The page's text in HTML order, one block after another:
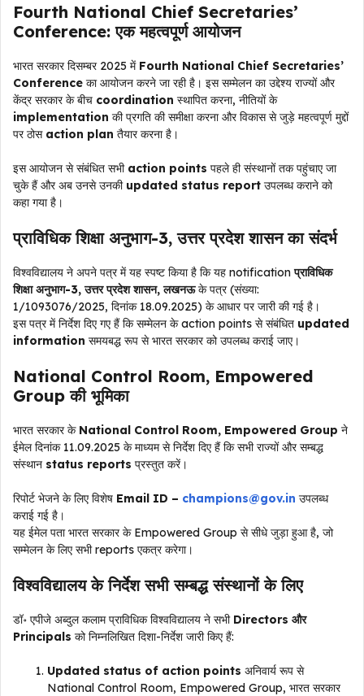
Fourth National Chief Secretaries’
Conference: एक महत्वपूर्ण आयोजन
भारत सरकार दिसम्बर 2025 में Fourth National Chief Secretaries’
Conference का आयोजन करने जा रही है। इस सम्मेलन का उद्देश्य राज्यों और
केंद्र सरकार के बीच coordination स्थापित करना, नीतियों के
implementation की प्रगति की समीक्षा करना और विकास से जुड़े महत्वपूर्ण मुद्दों
पर ठोस action plan तैयार करना है।
इस आयोजन से संबंधित सभी action points पहले ही संस्थानों तक पहुंचाए जा
चुके हैं और अब उनसे उनकी updated status report उपलब्ध कराने को
कहा गया है।
प्राविधिक शिक्षा अनुभाग-3, उत्तर प्रदेश शासन का संदर्भ
विश्वविद्यालय ने अपने पत्र में यह स्पष्ट किया है कि यह notificationप्राविधिक
शिक्षा अनुभाग-3, उत्तर प्रदेश शासन, लखनऊके पत्र (संख्या:
1/1093076/2025, दिनांक 18.09.2025) के आधार पर जारी की गई है।
इस पत्र में निर्देश दिए गए हैं कि सम्मेलन के action points से संबंधित updated
information समयबद्ध रूप से भारत सरकार को उपलब्ध कराई जाए।
National Control Room, Empowered
Group की भूमिका
भारत सरकार के National Control Room, Empowered Group ने
ईमेल दिनांक 11.09.2025 के माध्यम से निर्देश दिए हैं कि सभी राज्यों और सम्बद्ध
संस्थान status reports प्रस्तुत करें।
रिपोर्ट भेजने के लिए विशेष Email ID – champions@gov.in उपलब्ध
कराई गई है।
यह ईमेल पता भारत सरकार के Empowered Group से सीधे जुड़ा हुआ है, जो
सम्मेलन के लिए सभी reports एकत्र करेगा।
विश्वविद्यालय के निर्देश सभी सम्बद्ध संस्थानों के लिए
डॉ॰ एपीजे अब्दुल कलाम प्राविधिक विश्वविद्यालय ने सभी Directors और
Principals को निम्नलिखित दिशा-निर्देश जारी किए हैं:
Updated status of action points अनिवार्य रूप से
National Control Room, Empowered Group, भारत सरकार